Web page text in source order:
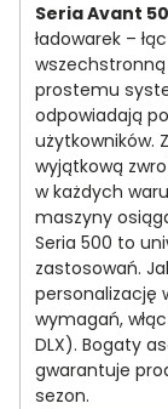
Seria Avant
ładowarek –
prostemu
odpowiadają
użytkowników.
wyjątkową
w każdych
maszyny
Seria 500 to
zastosowań.
personalizację
wymagań,
DLX). Bogaty
gwarantuje
sezon.